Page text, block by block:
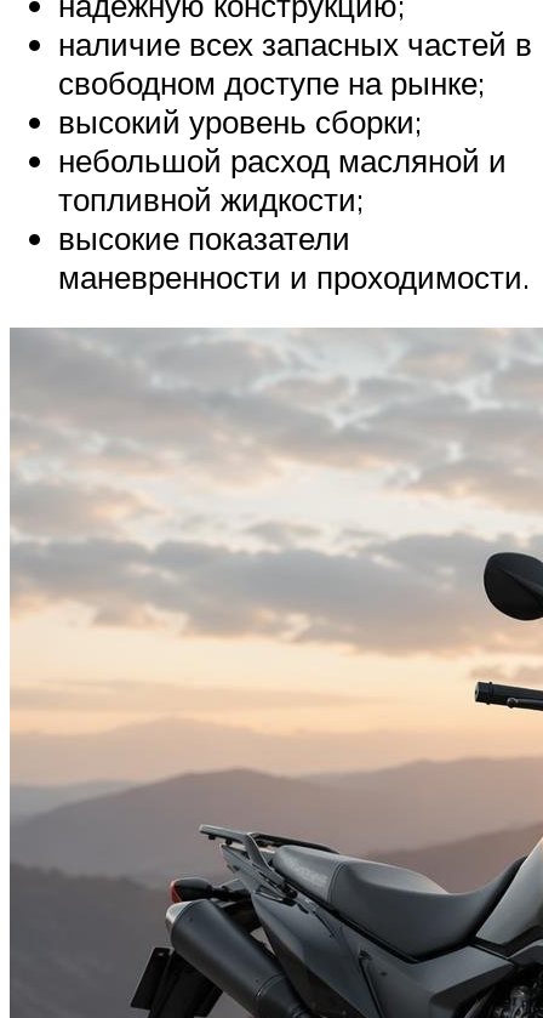
наличие всех запасных частей в
свободном доступе на рынке;
высокий уровень сборки;
небольшой расход масляной и
топливной жидкости;
высокие показатели
маневренности и проходимости.